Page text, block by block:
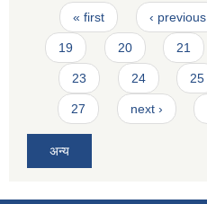
Pages
« first ‹ previous
19 20 21
23 24 25
27 next ›
अन्य